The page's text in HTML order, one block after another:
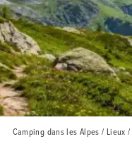
Camping dans les Alpes / Lieux /